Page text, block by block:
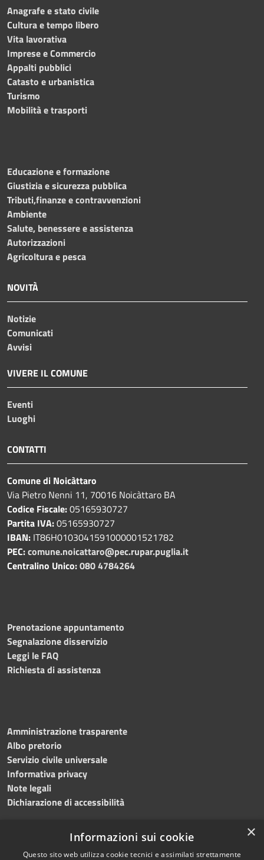
Anagrafe e stato civile
Cultura e tempo libero
Vita lavorativa
Imprese e Commercio
Appalti pubblici
Catasto e urbanistica
Turismo
Mobilità e trasporti
Educazione e formazione
Giustizia e sicurezza pubblica
Tributi,finanze e contravvenzioni
Ambiente
Salute, benessere e assistenza
Autorizzazioni
Agricoltura e pesca
NOVITÀ
Notizie
Comunicati
Avvisi
VIVERE IL COMUNE
Eventi
Luoghi
CONTATTI
Comune di Noicàttaro
Via Pietro Nenni 11, 70016 Noicàttaro BA
Codice Fiscale:05165930727
Partita IVA:05165930727
IBAN: IT86H0103041591000001521782
PEC:comune.noicattaro@pec.rupar.puglia.it
Centralino Unico:080 4784264
Prenotazione appuntamento
Segnalazione disservizio
Leggi le FAQ
Richiesta di assistenza
Amministrazione trasparente
Albo pretorio
Servizio civile universale
Informativa privacy
Note legali
Dichiarazione di accessibilità
×
Informazioni sui cookie
Questo sito web utilizza cookie tecnici e assimilati strettamente